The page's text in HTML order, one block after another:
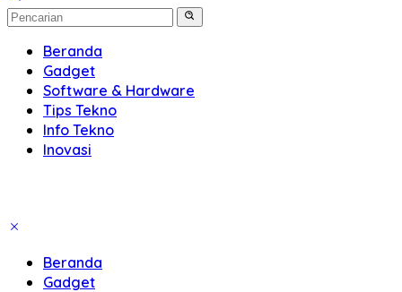
Beranda
Gadget
Software & Hardware
Tips Tekno
Info Tekno
Inovasi
Beranda
Gadget